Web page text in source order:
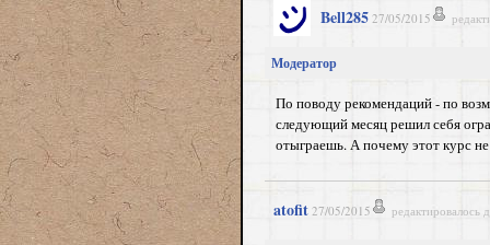
Bell285 27/05/2015
Модератор
По поводу рекомендаций - по
следующий месяц решил себя
отыграешь. А почему этот курс
atofit 27/05/2015 редактировалось